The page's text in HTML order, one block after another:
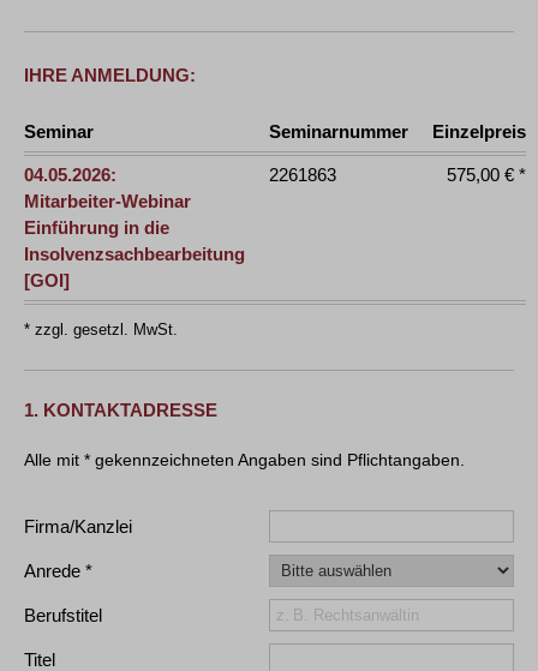
IHRE ANMELDUNG:
Seminar Seminarnummer Einzelpreis
04.05.2026:
Mitarbeiter-Webinar
Einführung in die
Insolvenzsachbearbeitung
[GOI]
2261863 575,00 € *
* zzgl. gesetzl. MwSt.
1. KONTAKTADRESSE
Firma/Kanzlei
Anrede
Berufstitel
Titel